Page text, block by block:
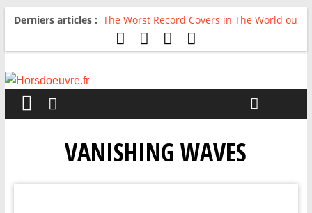
Derniers articles : The Worst Record Covers in The World ou
Comment rire du pire
Avril 2026 : C’est dans les vieux pots
For The First Time, Again : Tyler Ballgame
VANISHING WAVES